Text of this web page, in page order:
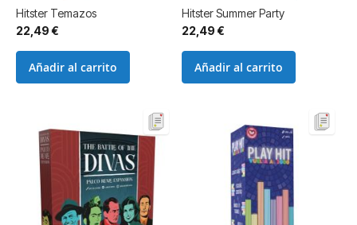
Hitster Temazos
22,49 €
Añadir al carrito
Hitster Summer Party
22,49 €
Añadir al carrito